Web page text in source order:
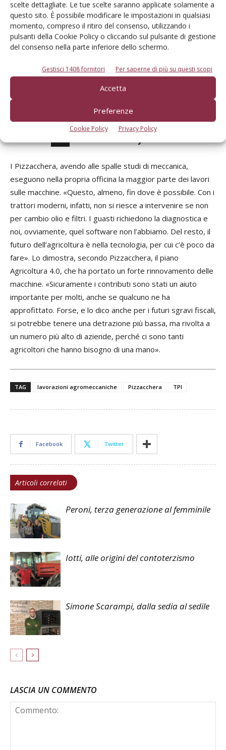
scelte dettagliate. Le tue scelte saranno applicate solamente a
questo sito. È possibile modificare le impostazioni in qualsiasi
momento, compreso il ritiro del consenso, utilizzando i
pulsanti della Cookie Policy o cliccando sul pulsante di gestione
del consenso nella parte inferiore dello schermo.
Gestisci 1408 fornitori Per saperne di più su questi scopi
Accetta
Preferenze
Cookie Policy Privacy Policy
posteriori. «Si tratta di una macchina che esce di fabbrica
già cingolata e non è convertibile a ruote. È un bel mezzo, ci
facciamo le semine e la preparazione del terreno,
soprattutto per il pomodoro. È talmente leggero e ha una
passato. Per la preparazione primaverile è eccellente».
Manutenzioni fai da te
I Pizzacchera, avendo alle spalle studi di meccanica,
eseguono nella propria officina la maggior parte dei lavori
sulle macchine. «Questo, almeno, fin dove è possibile. Con i
trattori moderni, infatti, non si riesce a intervenire se non
per cambio olio e filtri. I guasti richiedono la diagnostica e
noi, ovviamente, quel software non l’abbiamo. Del resto, il
futuro dell’agricoltura è nella tecnologia, per cui c’è poco da
fare». Lo dimostra, secondo Pizzacchera, il piano
Agricoltura 4.0, che ha portato un forte rinnovamento delle
macchine. «Sicuramente i contributi sono stati un aiuto
importante per molti, anche se qualcuno ne ha
approfittato. Forse, e lo dico anche per i futuri sgravi fiscali,
si potrebbe tenere una detrazione più bassa, ma rivolta a
un numero più alto di aziende, perché ci sono tanti
agricoltori che hanno bisogno di una mano».
Successivo
TAG lavorazioni agromeccaniche Pizzacchera TPI
Facebook Twitter
Articoli correlati
Peroni, terza generazione al femminile
Iotti, alle origini del contoterzismo
Simone Scarampi, dalla sedia al sedile
LASCIA UN COMMENTO